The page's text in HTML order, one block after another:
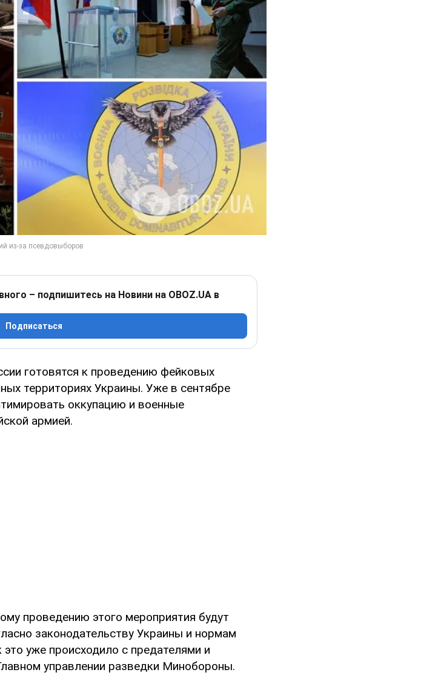
– подпишитесь на Новини на OBOZ.UA в
Подписаться
готовятся к проведению фейковых
территориях Украины. Уже в сентябре
оккупацию и военные
армией.
проведению этого мероприятия будут
законодательству Украины и нормам
уже происходило с предателями и
управлении разведки Минобороны.